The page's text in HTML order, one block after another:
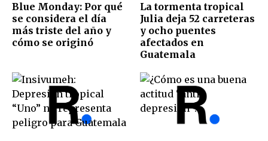
Blue Monday: Por qué
se considera el día
más triste del año y
cómo se originó
La tormenta tropical
Julia deja 52 carreteras
y ocho puentes
afectados en
Guatemala